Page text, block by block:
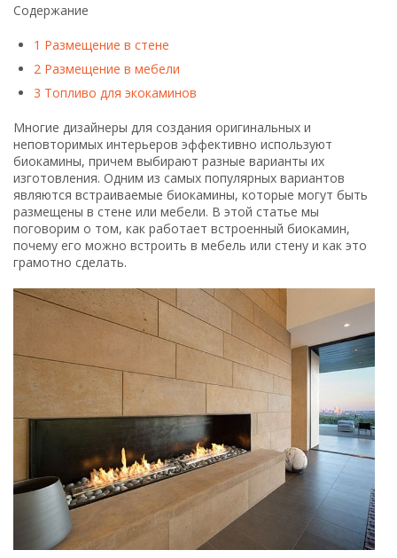
Содержание
1 Размещение в стене
2 Размещение в мебели
3 Топливо для экокаминов
Многие дизайнеры для создания оригинальных и
неповторимых интерьеров эффективно используют
биокамины, причем выбирают разные варианты их
изготовления. Одним из самых популярных вариантов
являются встраиваемые биокамины, которые могут быть
размещены в стене или мебели. В этой статье мы
поговорим о том, как работает встроенный биокамин,
почему его можно встроить в мебель или стену и как это
грамотно сделать.